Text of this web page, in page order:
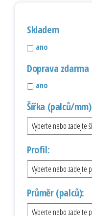
Skladem
ano
Doprava zdarma
ano
Šířka (palců/mm)
Profil:
Průměr (palců):